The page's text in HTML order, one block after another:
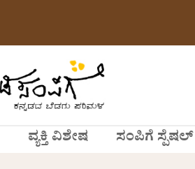
ವ್ಯಕ್ತಿ ವಿಶೇಷ ಸಂಪಿಗೆ ಸ್ಪೆಷಲ್